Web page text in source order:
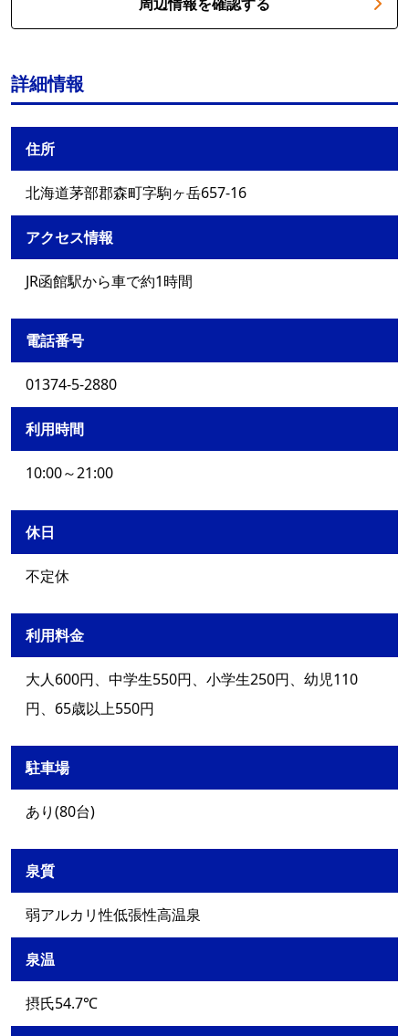
詳細情報
住所
北海道茅部郡森町字駒ヶ岳657-16
アクセス情報
JR函館駅から車で約1時間
電話番号
01374-5-2880
利用時間
10:00～21:00
休日
不定休
利用料金
大人600円、中学生550円、小学生250円、幼児110
円、65歳以上550円
駐車場
あり(80台)
泉質
弱アルカリ性低張性高温泉
泉温
摂氏54.7℃